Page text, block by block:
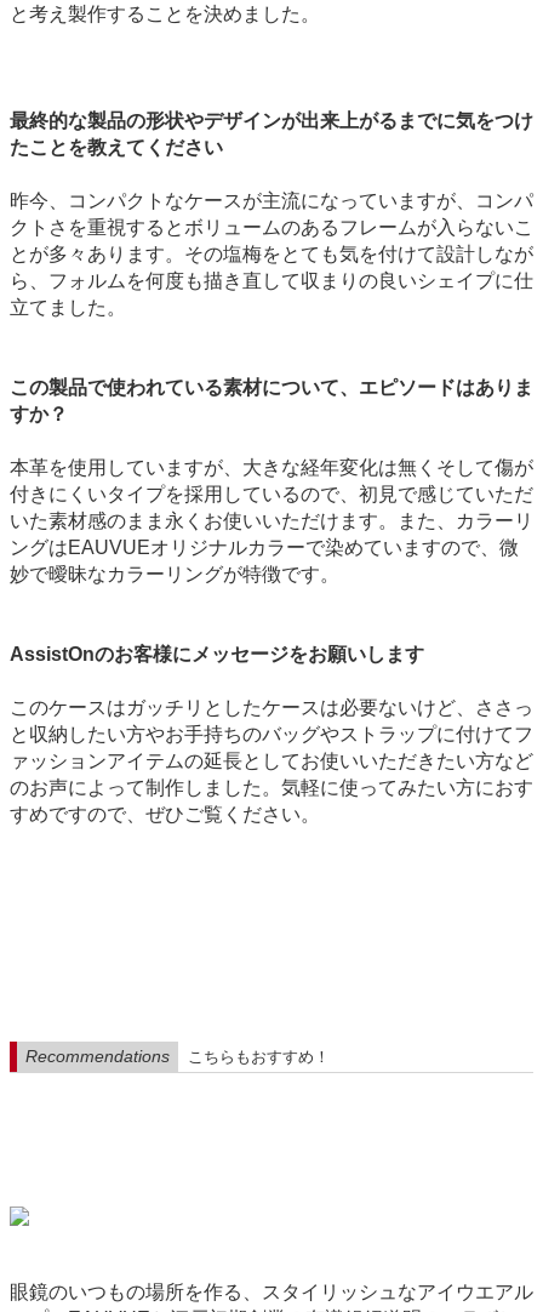
と考え製作することを決めました。
最終的な製品の形状やデザインが出来上がるまでに気をつけ
たことを教えてください
昨今、コンパクトなケースが主流になっていますが、コンパ
クトさを重視するとボリュームのあるフレームが入らないこ
とが多々あります。その塩梅をとても気を付けて設計しなが
ら、フォルムを何度も描き直して収まりの良いシェイプに仕
立てました。
この製品で使われている素材について、エピソードはありま
すか？
本革を使用していますが、大きな経年変化は無くそして傷が
付きにくいタイプを採用しているので、初見で感じていただ
いた素材感のまま永くお使いいただけます。また、カラーリ
ングはEAUVUEオリジナルカラーで染めていますので、微
妙で曖昧なカラーリングが特徴です。
AssistOnのお客様にメッセージをお願いします
このケースはガッチリとしたケースは必要ないけど、ささっ
と収納したい方やお手持ちのバッグやストラップに付けてフ
ァッションアイテムの延長としてお使いいただきたい方など
のお声によって制作しました。気軽に使ってみたい方におす
すめですので、ぜひご覧ください。
Recommendations こちらもおすすめ！
眼鏡のいつもの場所を作る、スタイリッシュなアイウエアル